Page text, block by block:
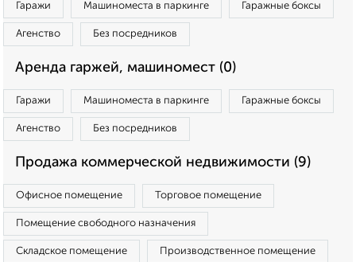
Гаражи Машиноместа в паркинге Гаражные боксы
Агенство Без посредников
Аренда гаржей, машиномест (0)
Гаражи Машиноместа в паркинге Гаражные боксы
Агенство Без посредников
Продажа коммерческой недвижимости (9)
Офисное помещение Торговое помещение
Помещение свободного назначения
Складское помещение Производственное помещение